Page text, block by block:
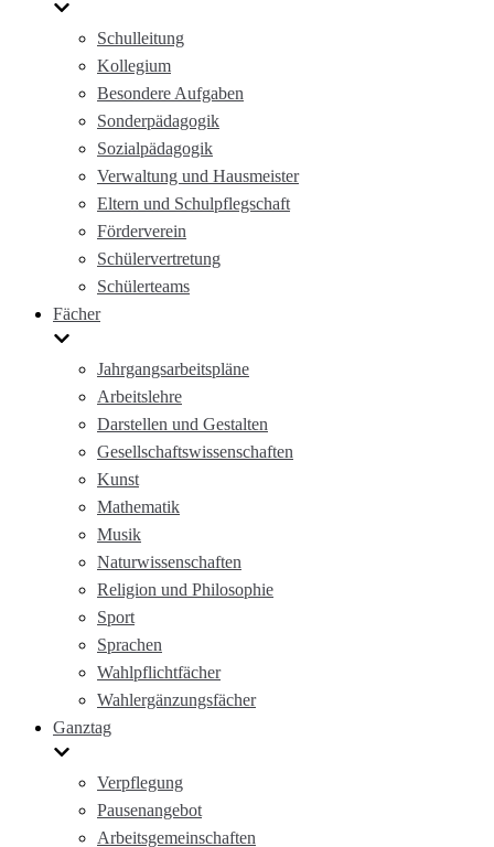
Schulleitung
Kollegium
Besondere Aufgaben
Sonderpädagogik
Sozialpädagogik
Verwaltung und Hausmeister
Eltern und Schulpflegschaft
Förderverein
Schülervertretung
Schülerteams
Fächer
Jahrgangsarbeitspläne
Arbeitslehre
Darstellen und Gestalten
Gesellschaftswissenschaften
Kunst
Mathematik
Musik
Naturwissenschaften
Religion und Philosophie
Sport
Sprachen
Wahlpflichtfächer
Wahlergänzungsfächer
Ganztag
Verpflegung
Pausenangebot
Arbeitsgemeinschaften